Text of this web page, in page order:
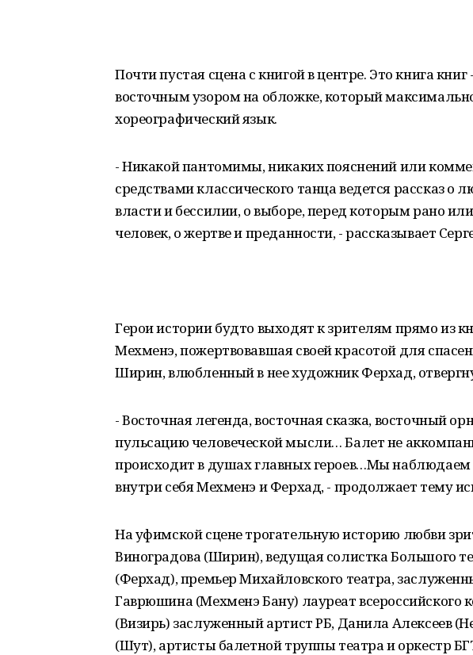
Почти пустая сцена с книгой в центре. Это книга
восточным узором на обложке, который
хореографический язык.
- Никакой пантомимы, никаких пояснений или
средствами классического танца ведется рассказ о
власти и бессилии, о выборе, перед которым рано
человек, о жертве и преданности, - рассказывает
Герои истории будто выходят к зрителям прямо из
Мехменэ, пожертвовавшая своей красотой для
Ширин, влюбленный в нее художник Ферхад,
- Восточная легенда, восточная сказка, восточный
пульсацию человеческой мысли… Балет не
происходит в душах главных героев…Мы наблюдаем
внутри себя Мехменэ и Ферхад, - продолжает тему
На уфимской сцене трогательную историю любви
Виноградова (Ширин), ведущая солистка Большого
(Ферхад), премьер Михайловского театра,
Гаврюшина (Мехменэ Бану) лауреат всероссийского
(Визирь) заслуженный артист РБ, Данила Алексеев
(Шут), артисты балетной труппы театра и оркестр